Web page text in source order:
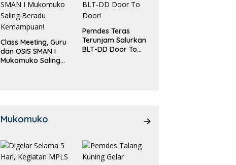
Class Meeting, Guru
dan OSIS SMAN I
Mukomuko Saling
Pemdes Teras
Terunjam Salurkan
BLT-DD Door To
Mukomuko